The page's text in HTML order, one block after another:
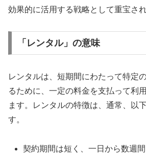
効果的に活用する戦略として重宝され
「レンタル」の意味
レンタルは、短期間にわたって特定
るために、一定の料金を支払って利
ます。レンタルの特徴は、通常、以
す。
契約期間は短く、一日から数週